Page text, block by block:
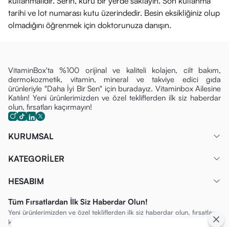
Diğer Omega 3 Yağ Asitleri: 144 mg
Fiyatı
konsantrasyonunu, balık yağı tadını ve kokusunu
sevmeyenler için doğallimon aromasıile birleştiren
premium bir gıda takviyesidir.
sunduğumuz bu ürün, ağır metallerden arındırılmış temiz ve
soğuk su balıklarının gövde yağlarından elde edilir.
göstermeyi hedefler.
Orzax Ocean Plus Nedir?
(yumuşak kapsül) formunda sunulan bir Omega 3
kaynağıdır. Uluslararası Balık Yağı Standartları (
tarihi ve lot numarası kutu üzerindedir. Besin eksikliğiniz olup
olmadığını öğrenmek için doktorunuza danışın.
VitaminBox'ta %100 orijinal ve kaliteli kolajen, cilt bakım,
dermokozmetik, vitamin, mineral ve takviye edici gıda
ürünleriyle "Daha İyi Bir Sen" için buradayız. Vitaminbox Ailesine
Katılın! Yeni ürünlerimizden ve özel tekliflerden ilk siz haberdar
olun, fırsatları kaçırmayın!
KURUMSAL
KATEGORİLER
HESABIM
Tüm Fırsatlardan İlk Siz Haberdar Olun!
Yeni ürünlerimizden ve özel tekliflerden ilk siz haberdar olun, fırsatları
kaçırmayın!